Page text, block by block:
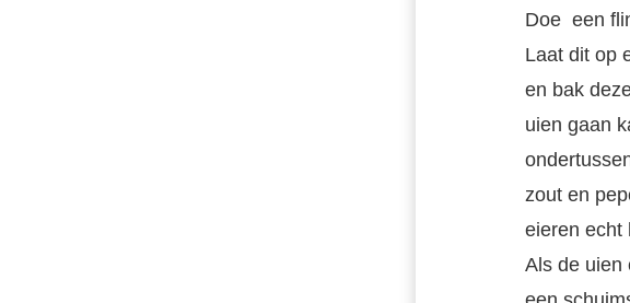
Doe een
Laat dit op
en bak
uien gaan
zout en
eieren echt
Als de uien